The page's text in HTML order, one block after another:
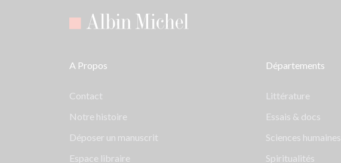
A Propos
Contact
Notre histoire
Déposer un manuscrit
Espace libraire
Départements
Littérature
Essais & docs
Sciences humaines
Spiritualités